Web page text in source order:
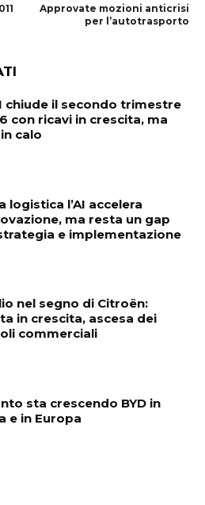
Approvate mozioni anticrisi
per l’autotrasporto
chiude il secondo trimestre
con ricavi in crescita, ma
calo
logistica l’AI accelera
ma resta un gap
e implementazione
nel segno di Citroën:
in crescita, ascesa dei
commerciali
sta crescendo BYD in
e in Europa